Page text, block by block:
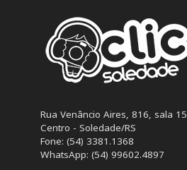
Rua Venâncio Aires, 816, sala 15
Centro - Soledade/RS
Fone: (54) 3381.1368
WhatsApp: (54) 99602.4897